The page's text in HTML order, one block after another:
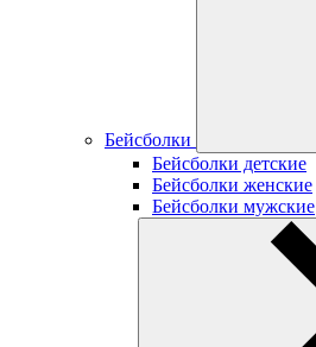
Бейсболки
Бейсболки детские
Бейсболки женские
Бейсболки мужские